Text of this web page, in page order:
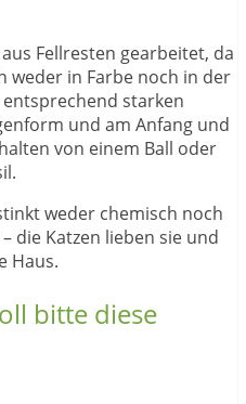
Fellresten gearbeitet, da
weder in Farbe noch in der
starken
und am Anfang und
von einem Ball oder
weder chemisch noch
die Katzen lieben sie und
Haus.
bitte diese